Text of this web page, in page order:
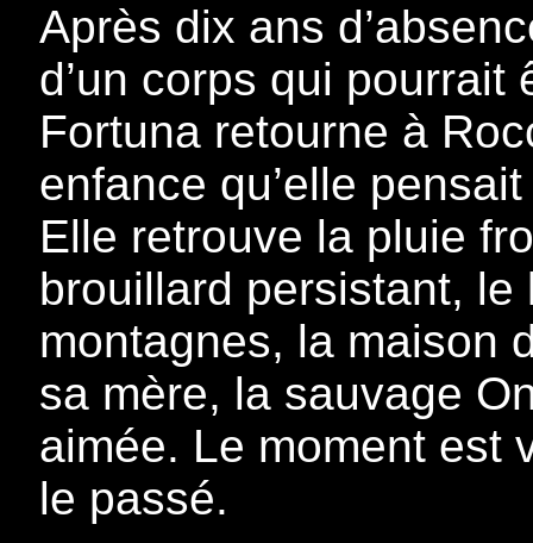
Après dix ans
d’un corps qui
Fortuna retourne à
enfance qu’elle
Elle retrouve la pluie
brouillard persistant,
montagnes, la maison
sa mère, la sauvage
aimée. Le moment est
le passé.